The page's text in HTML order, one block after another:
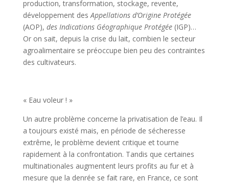
production, transformation, stockage, revente,
développement desAppellations d’Origine Protégée
(AOP), des Indications Géographique Protégée(IGP)…
Or on sait, depuis la crise du lait, combien le secteur
agroalimentaire se préoccupe bien peu des contraintes
des cultivateurs.
« Eau voleur ! »
Un autre problème concerne la privatisation de l’eau. Il
a toujours existé mais, en période de sécheresse
extrême, le problème devient critique et tourne
rapidement à la confrontation. Tandis que certaines
multinationales augmentent leurs profits au fur et à
mesure que la denrée se fait rare, en France, ce sont